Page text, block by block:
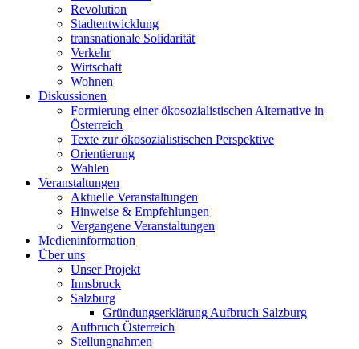
Revolution
Stadtentwicklung
transnationale Solidarität
Verkehr
Wirtschaft
Wohnen
Diskussionen
Formierung einer ökosozialistischen Alternative in
Österreich
Texte zur ökosozialistischen Perspektive
Orientierung
Wahlen
Veranstaltungen
Aktuelle Veranstaltungen
Hinweise & Empfehlungen
Vergangene Veranstaltungen
Medieninformation
Über uns
Unser Projekt
Innsbruck
Salzburg
Gründungserklärung Aufbruch Salzburg
Aufbruch Österreich
Stellungnahmen